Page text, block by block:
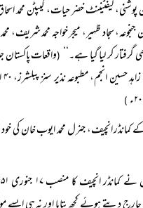
پوشنی، لیفٹیننٹ خضر حیات، کیپٹن محمد
جنجوعہ، سجاد ظہیر، میجر خواجہ محمد شریف،
کر لیا گیا ہے۔‘‘
(
)
انچیف، جنرل محمد ایوب خان کی